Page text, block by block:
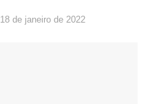
18 de janeiro de 2022